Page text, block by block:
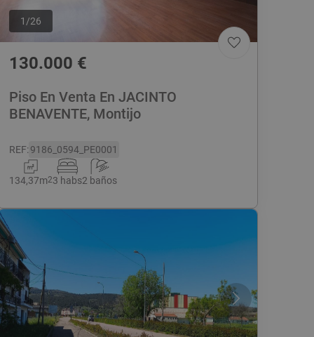
1 /26
130.000 €
Piso En Venta En JACINTO
BENAVENTE, Montijo
REF:9186_0594_PE0001
134,37m23 habs2 baños